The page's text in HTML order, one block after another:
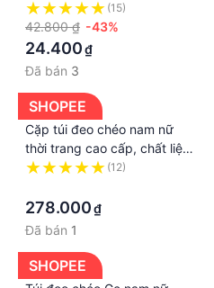
(15)
42.800 ₫ -43%
24.400₫
Đã bán 3
SHOPEE
Cặp túi đeo chéo nam nữ
thời trang cao cấp, chất liệu
da PU cao cấp phong cách
(12)
278.000₫
Đã bán 1
SHOPEE